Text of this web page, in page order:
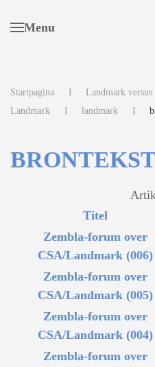
Menu
Startpagina Landmark versus
Landmark
landmark
Titel
Zembla-forum over
CSA/Landmark (006)
Zembla-forum over
CSA/Landmark (005)
Zembla-forum over
CSA/Landmark (004)
Zembla-forum over